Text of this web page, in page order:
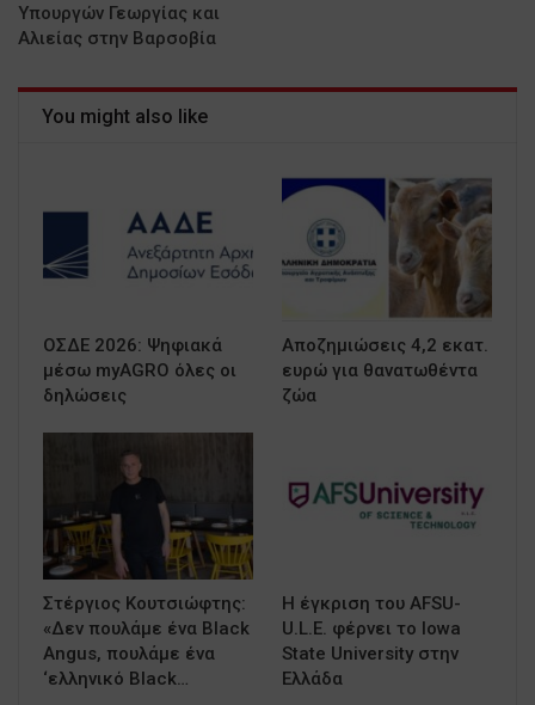
Υπουργών Γεωργίας και
Αλιείας στην Βαρσοβία
You might also like
ΟΣΔΕ 2026: Ψηφιακά
μέσω myAGRO όλες οι
δηλώσεις
Αποζημιώσεις 4,2 εκατ.
ευρώ για θανατωθέντα
ζώα
Στέργιος Κουτσιώφτης:
«Δεν πουλάμε ένα Black
Angus, πουλάμε ένα
‘ελληνικό Black…
Η έγκριση του AFSU-
U.L.E. φέρνει το Iowa
State University στην
Ελλάδα